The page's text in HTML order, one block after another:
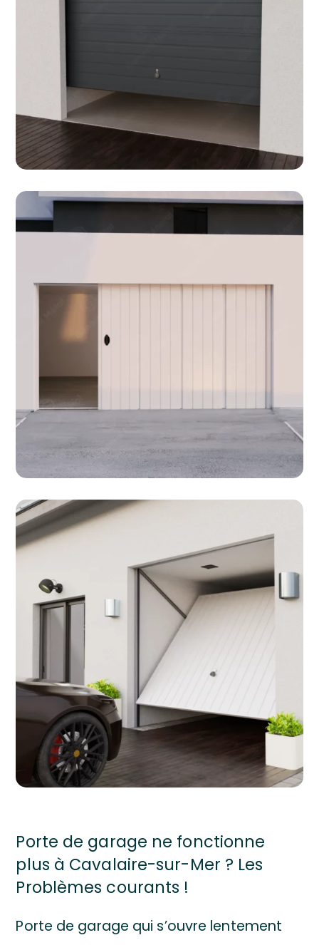
Porte de garage ne fonctionne
plus à Cavalaire-sur-Mer ? Les
Problèmes courants !
Porte de garage qui s’ouvre lentement